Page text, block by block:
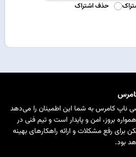
حذف اشتراک
ناپ کامرس به شما این اطمینان را می‌دهد
بروز، امن و پایدار است و تیم فنی در
برای رفع مشکلات و ارائه راهکارهای بهینه
بود.